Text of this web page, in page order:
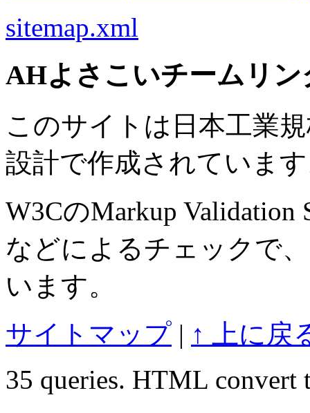
sitemap.xml
AHよさこいチームリ
このサイトは日本工業
設計で作成されていま
W3CのMarkup Validation
などによるチェックで
います。
サイトマップ | ↑ 上に戻
35 queries. HTML convert